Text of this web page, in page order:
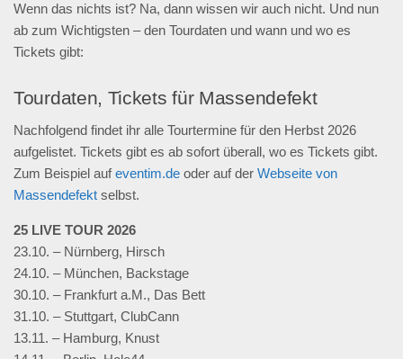
Wenn das nichts ist? Na, dann wissen wir auch nicht. Und nun
ab zum Wichtigsten – den Tourdaten und wann und wo es
Tickets gibt:
Tourdaten, Tickets für Massendefekt
Nachfolgend findet ihr alle Tourtermine für den Herbst 2026
aufgelistet. Tickets gibt es ab sofort überall, wo es Tickets gibt.
Zum Beispiel aufeventim.de oder auf der Webseite von
Massendefekt selbst.
25 LIVE TOUR 2026
23.10. – Nürnberg, Hirsch
24.10. – München, Backstage
30.10. – Frankfurt a.M., Das Bett
31.10. – Stuttgart, ClubCann
13.11. – Hamburg, Knust